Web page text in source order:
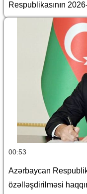
Respublikasının
Qanununun tətbiqi
Respublikası
Sərəncamında
00:53
Azərbaycan
özəlləşdirilməsi